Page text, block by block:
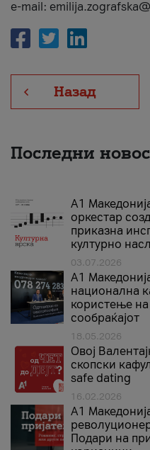
e-mail:
Назад
Последни
А1
оркестар
приказна
културно
03.07.2026
A1
национална
користење на
сообраќајот
18.05.2026
Овој
скопски
safe dating
16.02.2026
А1
Подари на